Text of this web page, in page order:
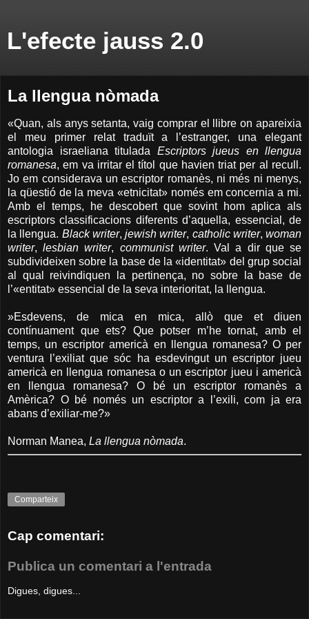
L'efecte jauss 2.0
La llengua nòmada
«Quan, als anys setanta, vaig comprar el llibre on apareixia
el meu primer relat traduït a l’estranger, una elegant
antologia israeliana titulada Escriptors jueus en llengua
romanesa, em va irritar el títol que havien triat per al recull.
Jo em considerava un escriptor romanès, ni més ni menys,
la qüestió de la meva «etnicitat» només em concernia a mi.
Amb el temps, he descobert que sovint hom aplica als
escriptors classificacions diferents d’aquella, essencial, de
la llengua. Black writer, jewish writer, catholic writer, woman
writer,lesbian writer, communist writer. Val a dir que se
subdivideixen sobre la base de la «identitat» del grup social
al qual reivindiquen la pertinença, no sobre la base de
l’«entitat» essencial de la seva interioritat, la llengua.
»Esdevens, de mica en mica, allò que et diuen
contínuament que ets? Que potser m’he tornat, amb el
temps, un escriptor americà en llengua romanesa? O per
ventura l’exiliat que sóc ha esdevingut un escriptor jueu
americà en llengua romanesa o un escriptor jueu i americà
en llengua romanesa? O bé un escriptor romanès a
Amèrica? O bé només un escriptor a l’exili, com ja era
abans d’exiliar-me?»
Norman Manea, La llengua nòmada.
Comparteix
Cap comentari:
Publica un comentari a l'entrada
Digues, digues...